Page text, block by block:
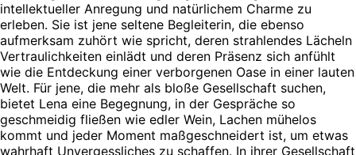
intellektueller Anregung und natürlichem Charme zu
erleben. Sie ist jene seltene Begleiterin, die ebenso
aufmerksam zuhört wie spricht, deren strahlendes Lächeln
Vertraulichkeiten einlädt und deren Präsenz sich anfühlt
wie die Entdeckung einer verborgenen Oase in einer lauten
Welt. Für jene, die mehr als bloße Gesellschaft suchen,
bietet Lena eine Begegnung, in der Gespräche so
geschmeidig fließen wie edler Wein, Lachen mühelos
kommt und jeder Moment maßgeschneidert ist, um etwas
wahrhaft Unvergessliches zu schaffen. In ihrer Gesellschaft